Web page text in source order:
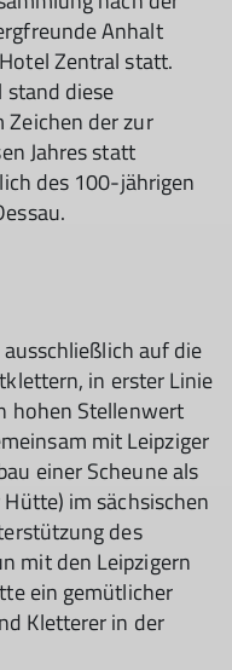
Anhalt
Zentral statt.
stand diese
der zur
Jahres statt
des 100-jährigen
auf die
in erster Linie
hohen Stellenwert
mit Leipziger
einer Scheune als
im sächsischen
des
mit den Leipzigern
ein gemütlicher
Kletterer in der